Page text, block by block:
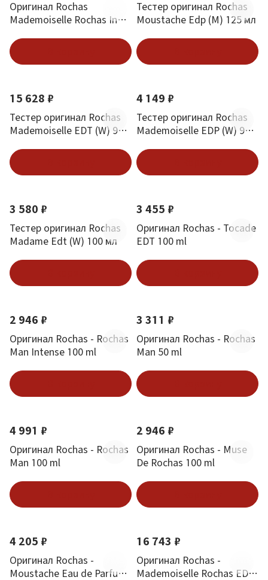
Оригинал Rochas
Mademoiselle Rochas In
Тестер оригинал Rochas
Moustache Edp (M) 125 мл
15 628 ₽
Тестер оригинал Rochas
Mademoiselle EDT (W) 90
4 149 ₽
Тестер оригинал Rochas
Mademoiselle EDP (W) 90
3 580 ₽
Тестер оригинал Rochas
Madame Edt (W) 100 мл
3 455 ₽
Оригинал Rochas - Tocade
EDT 100 ml
2 946 ₽
Оригинал Rochas - Rochas
Man Intense 100 ml
3 311 ₽
Оригинал Rochas - Rochas
Man 50 ml
4 991 ₽
Оригинал Rochas - Rochas
Man 100 ml
2 946 ₽
Оригинал Rochas - Muse
De Rochas 100 ml
4 205 ₽
Оригинал Rochas -
Moustache Eau de Parfum
16 743 ₽
Оригинал Rochas -
Mademoiselle Rochas EDT